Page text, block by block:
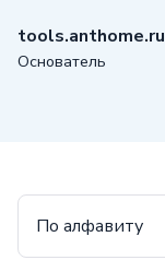
tools.anthome.ru
Основатель
По алфавиту